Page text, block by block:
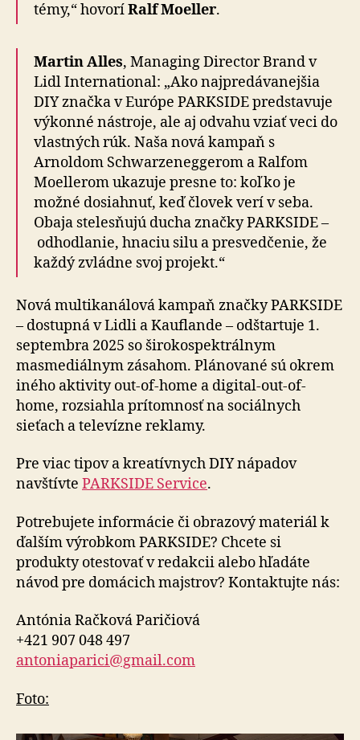
témy,“ hovoríRalf Moeller.
Martin Alles, Managing Director Brand v
Lidl International: „Ako najpredávanejšia
DIY značka v Európe PARKSIDE predstavuje
výkonné nástroje, ale aj odvahu vziať veci do
vlastných rúk. Naša nová kampaň s
Arnoldom Schwarzeneggerom a Ralfom
Moellerom ukazuje presne to: koľko je
možné dosiahnuť, keď človek verí v seba.
Obaja stelesňujú ducha značky PARKSIDE –
odhodlanie, hnaciu silu a presvedčenie, že
každý zvládne svoj projekt.“
Nová multikanálová kampaň značky PARKSIDE
– do­stup­ná v Lidli a Kauflande – odštartuje 1.
septembra 2025 so širokospektrálnym
masmediálnym zásahom. Plánované sú okrem
iného aktivity out-of-home a digital-out-of-
home, rozsiahla prítomnosť na sociálnych
sieťach a te­le­víz­ne reklamy.
Pre viac tipov a kreatívnych DIY nápadov
navštívte PARKSIDE Service.
Potrebujete informácie či obrazový materiál k
ďalším výrobkom PARKSIDE? Chcete si
produkty otestovať v redakcii alebo hľadáte
návod pre domácich majstrov? Kontaktujte nás:
Antónia Račková Paričiová
+421 907 048 497
antoniaparici@gmail.com
Foto: